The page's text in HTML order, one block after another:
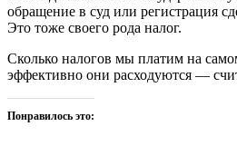
обращение в суд или регистрация
Это тоже своего рода налог.
Сколько налогов мы платим на
эффективно они расходуются —
Понравилось это: